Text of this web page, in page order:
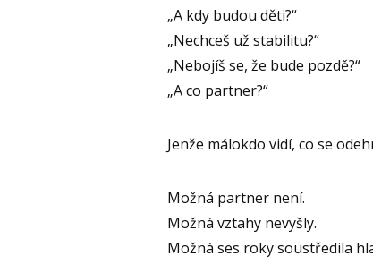
„A kdy budou děti?“
„Nechceš už stabilitu?“
„Nebojíš se, že bude pozdě?“
„A co partner?“
Jenže málokdo vidí, co se
Možná partner není.
Možná vztahy nevyšly.
Možná ses roky soustředila